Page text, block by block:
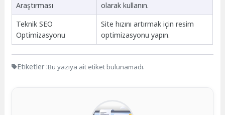
Araştırması
olarak kullanın.
Teknik SEO
Optimizasyonu
Site hızını artırmak için resim
optimizasyonu yapın.
Etiketler :Bu yazıya ait etiket bulunamadı.